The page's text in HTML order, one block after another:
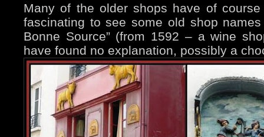
Many of the older shops have of course
fascinating to see some old shop
Bonne Source” (from 1592 – a wine
have found no explanation, possibly a